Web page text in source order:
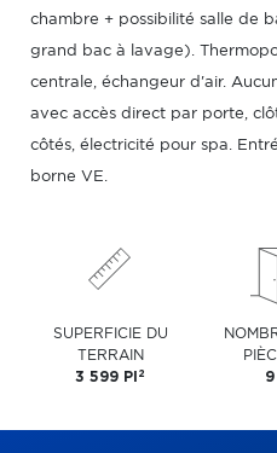
chambre + possibilité salle de
grand bac à lavage).
centrale, échangeur d'air.
avec accès direct par porte,
côtés, électricité pour spa.
borne VE.
SUPERFICIE DU
TERRAIN
3 599 PI 2
9